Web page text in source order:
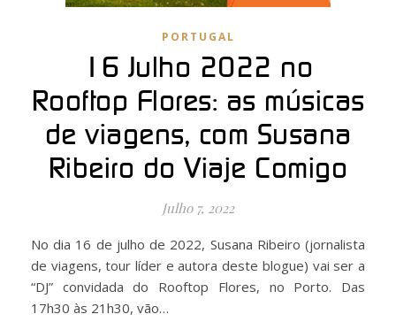
PORTUGAL
16 Julho 2022 no
Rooftop Flores: as músicas
de viagens, com Susana
Ribeiro do Viaje Comigo
Julho 7, 2022
No dia 16 de julho de 2022, Susana Ribeiro (jornalista
de viagens, tour líder e autora deste blogue) vai ser a
“DJ” convidada do Rooftop Flores, no Porto. Das
17h30 às 21h30, vão…